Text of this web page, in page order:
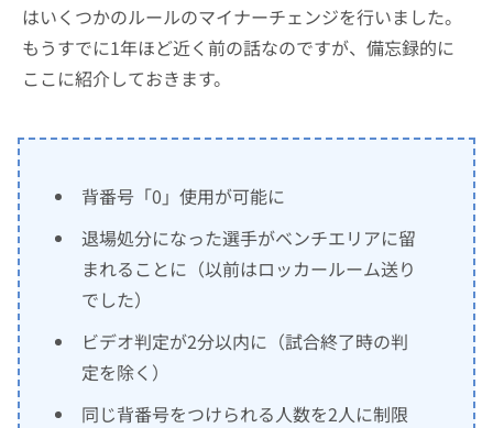
はいくつかのルールのマイナーチェンジを行いました。
もうすでに1年ほど近く前の話なのですが、備忘録的に
ここに紹介しておきます。
背番号「0」使用が可能に
退場処分になった選手がベンチエリアに留
まれることに（以前はロッカールーム送り
でした）
ビデオ判定が2分以内に（試合終了時の判
定を除く）
同じ背番号をつけられる人数を2人に制限